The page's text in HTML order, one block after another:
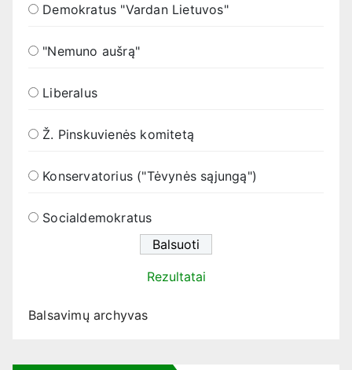
Demokratus "Vardan Lietuvos"
"Nemuno aušrą"
Liberalus
Ž. Pinskuvienės komitetą
Konservatorius ("Tėvynės sąjungą")
Socialdemokratus
Rezultatai
Balsavimų archyvas